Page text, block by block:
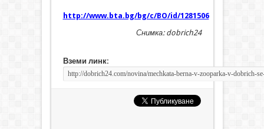
http://www.bta.bg/bg/c/BO/id/1281506
Снимка: dobrich24
Вземи линк: